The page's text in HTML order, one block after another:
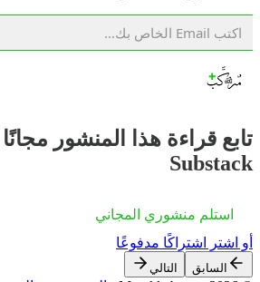
Substack
استلم منشوري المجاني
أو اشترِ اشتراكًا مدفوعًا
السابق التالي